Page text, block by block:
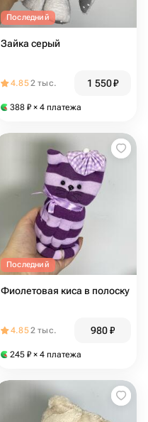
Последний
Зайка серый
4.852 тыс. 1 550₽
388 ₽ × 4 платежа
Последний
Фиолетовая киса в полоску
4.852 тыс. 980₽
245 ₽ × 4 платежа